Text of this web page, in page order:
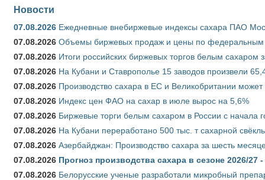
Новости
07.08.2026 Ежедневные внебиржевые индексы сахара ПАО
07.08.2026 Объемы биржевых продаж и цены по федеральным
07.08.2026 Итоги российских биржевых торгов белым сахаром
07.08.2026 На Кубани и Ставрополье 15 заводов произвели
07.08.2026 Производство сахара в ЕС и Великобритании
07.08.2026 Индекс цен ФАО на сахар в июле вырос на 5,6%
07.08.2026 Биржевые торги белым сахаром в России с начала
07.08.2026 На Кубани переработано 500 тыс. т сахарной
07.08.2026 Азербайджан: Производство сахара за шесть
07.08.2026 Прогноз производства сахара в сезоне 2026/
07.08.2026 Белорусские ученые разработали микробный